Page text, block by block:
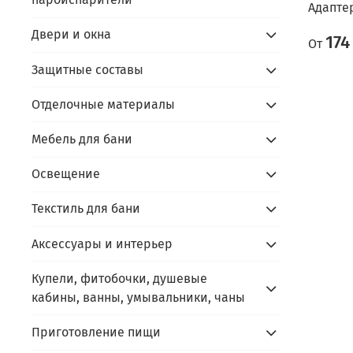
От
Двери и окна
Защитные составы
Отделочные материалы
Мебель для бани
Освещение
Текстиль для бани
Аксессуары и интерьер
Купели, фитобочки, душевые
кабины, ванны, умывальники, чаны
Приготовление пищи